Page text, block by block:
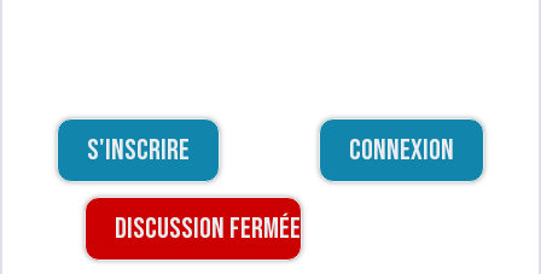
S'inscrire Connexion
Discussion fermée